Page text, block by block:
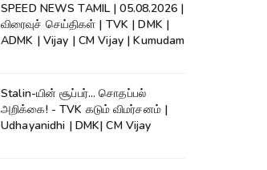
SPEED NEWS TAMIL | 05.08.2026 |
விரைவுச் செய்திகள் | TVK | DMK |
ADMK | Vijay | CM Vijay | Kumudam
Stalin-யின் சூப்பர்... சொதப்பல்
அறிக்கை! - TVK கடும் விமர்சனம் |
Udhayanidhi | DMK| CM Vijay